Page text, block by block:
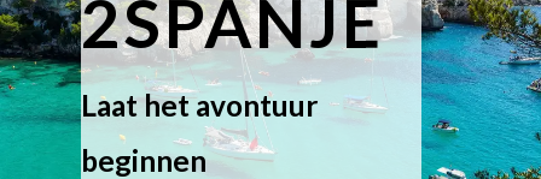
2SPANJE
Laat het avontuur
beginnen